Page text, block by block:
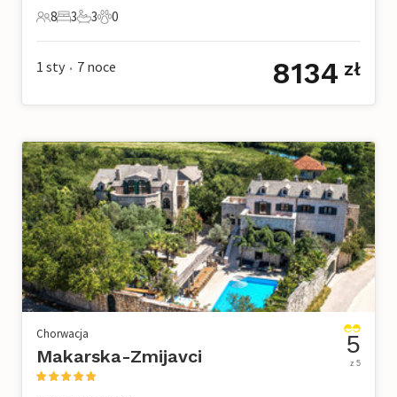
8 Goście
8
3 Sypialnie
3
3 Łazienki
3
0 Zwierzęta domowe
0
1 sty • 7 noce 8134 zł
Chorwacja
Makarska-Zmijavci 5
z 5